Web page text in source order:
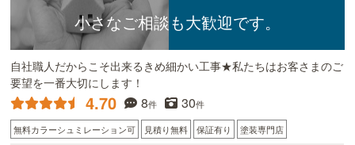
小さなご相談も大歓迎です。
自社職人だからこそ出来るきめ細かい工事★私たちはお客さまのご
要望を一番大切にします！
4.70 8件 30件
無料カラーシュミレーション可 見積り無料 保証有り 塗装専門店